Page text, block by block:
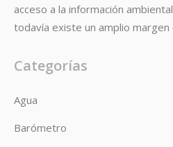
acceso a la información
todavía existe un amplio
Categorías
Agua
Barómetro